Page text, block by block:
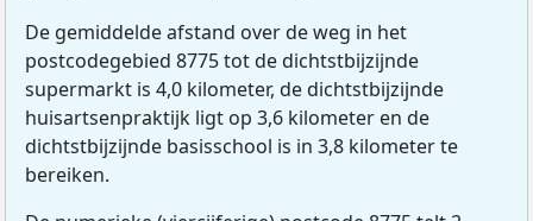
De gemiddelde afstand over de weg in het
postcodegebied 8775 tot de dichtstbijzijnde
supermarkt is 4,0 kilometer, de dichtstbijzijnde
huisartsenpraktijk ligt op 3,6 kilometer en de
dichtstbijzijnde basisschool is in 3,8 kilometer te
bereiken.